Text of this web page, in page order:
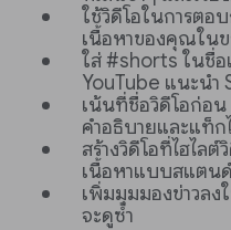
ใช้วิดีโอในการตอ
เนื้อหาของคุณใน
ใส่ #shorts ในชื่
YouTube แนะนำ
เน้นที่ชื่อวิดีโอก่อ
คำอธิบายและแท็ก
สร้างวิดีโอที่ไฮไล
เนื้อหาแบบสแตน
เพิ่มมุมมองข่าวล
จะดูซ้ำ